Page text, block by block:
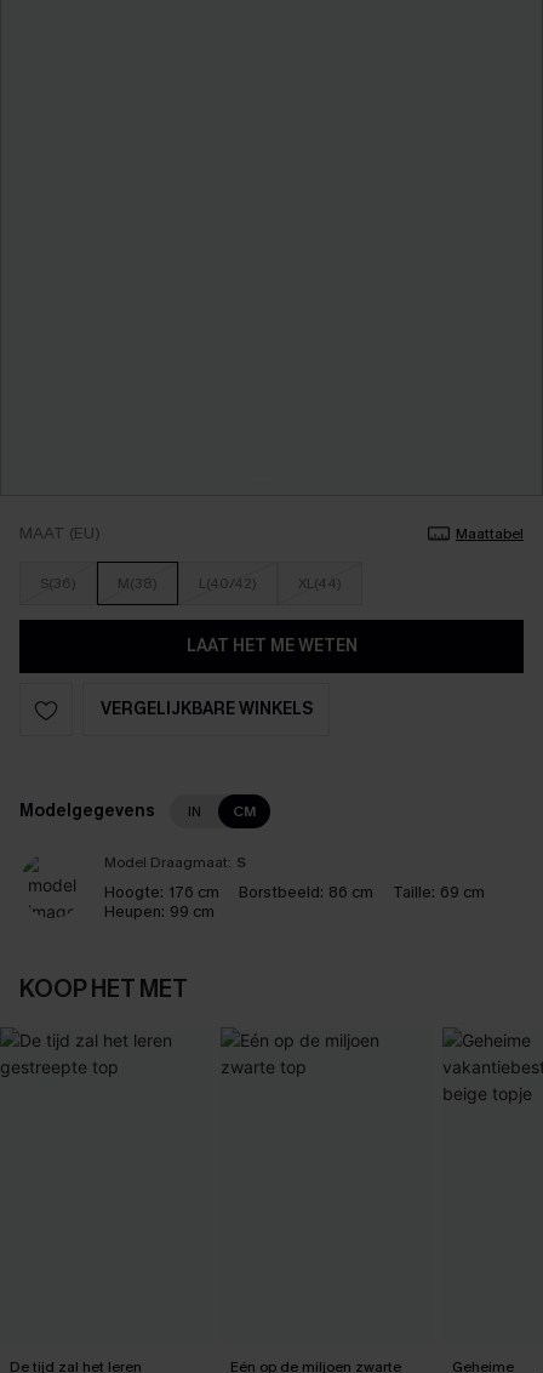
MAAT (EU) Maattabel
S(36) M(38) L(40/42) XL(44)
LAAT HET ME WETEN
VERGELIJKBARE WINKELS
Modelgegevens IN CM
Model Draagmaat: S
Hoogte: 176 cm Borstbeeld: 86 cm Taille: 69 cm
Heupen: 99 cm
KOOP HET MET
De tijd zal het leren Eén op de miljoen zwarte Geheime